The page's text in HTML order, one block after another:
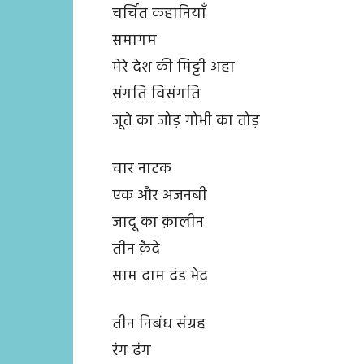
चर्चित कहानियाँ
समागम
मेरे देश की मिट्टी अहा
संगति विसंगति
जूते का जोड़ गोभी का तोड़
चार नाटक
एक और अजनबी
जादू का क़ालीन
तीन क़ैदें
साम दाम दंड भेद
तीन निबंध संग्रह
रंग ढंग